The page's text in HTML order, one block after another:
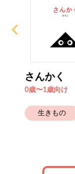
さんかく
0歳〜1歳向け
生きもの